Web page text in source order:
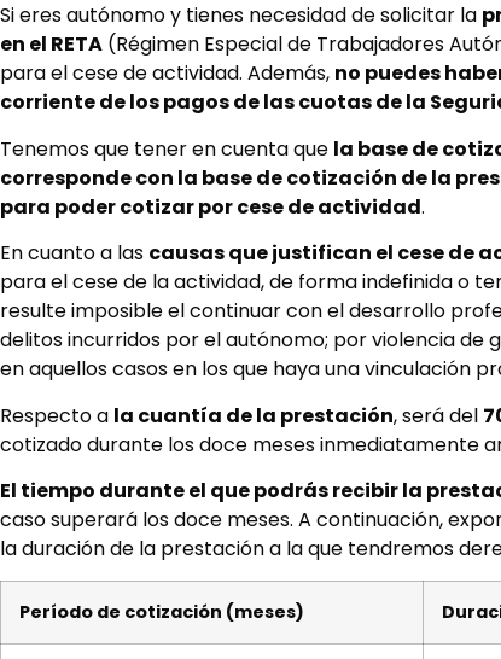
Si eres autónomo y tienes necesidad de solicitar la
en el RETA (Régimen Especial de Trabajadores
para el cese de actividad. Además, no puedes
corriente de los pagos de las cuotas de la
Tenemos que tener en cuenta que la base de
corresponde con la base de cotización de la
para poder cotizar por cese de actividad.
En cuanto a las causas que justifican el cese de
para el cese de la actividad, de forma indefinida o
resulte imposible el continuar con el desarrollo
delitos incurridos por el autónomo; por violencia de
en aquellos casos en los que haya una vinculación
Respecto a la cuantía de la prestación, será del
cotizado durante los doce meses inmediatamente
El tiempo durante el que podrás recibir la
caso superará los doce meses. A continuación,
la duración de la prestación a la que tendremos
Período de cotización (meses)